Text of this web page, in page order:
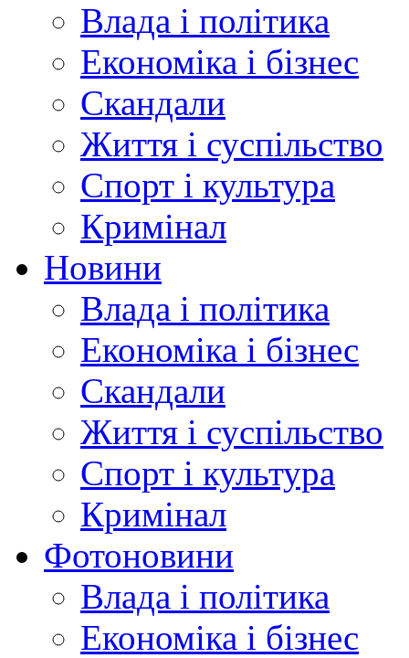
Влада і політика
Економіка і бізнес
Скандали
Життя і суспільство
Спорт і культура
Кримінал
Новини
Влада і політика
Економіка і бізнес
Скандали
Життя і суспільство
Спорт і культура
Кримінал
Фотоновини
Влада і політика
Економіка і бізнес